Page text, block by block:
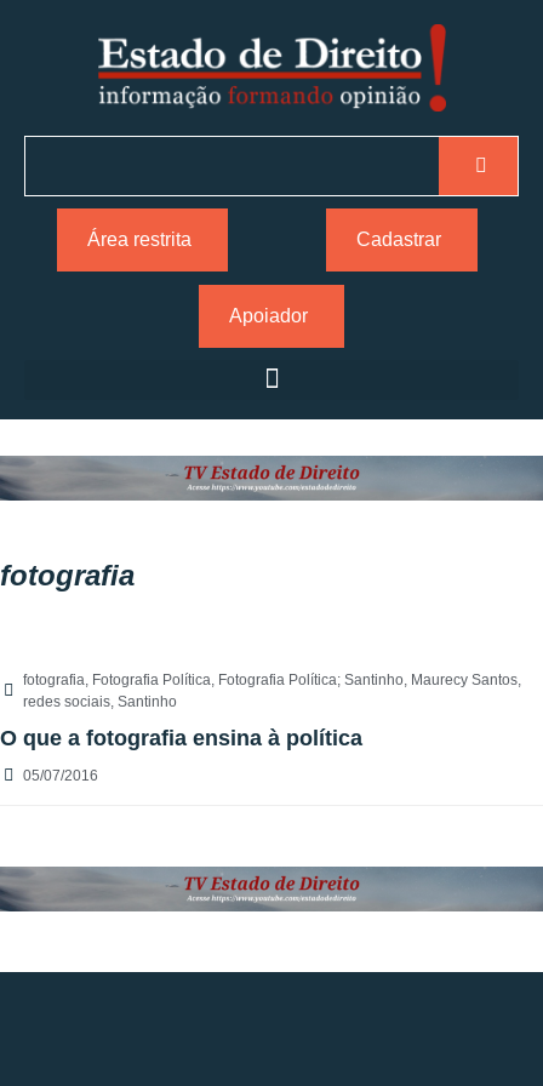
Área restrita Cadastrar
Apoiador
fotografia
fotografia, Fotografia Política, Fotografia Política; Santinho, Maurecy Santos,
redes sociais, Santinho
O que a fotografia ensina à política
05/07/2016